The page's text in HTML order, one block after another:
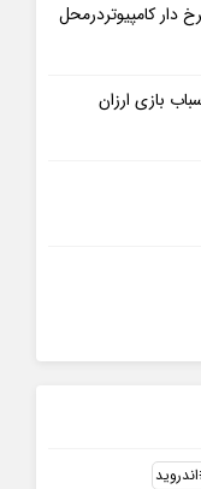
دار کامپیوتردرمحل
بازی ارزان
اندروید